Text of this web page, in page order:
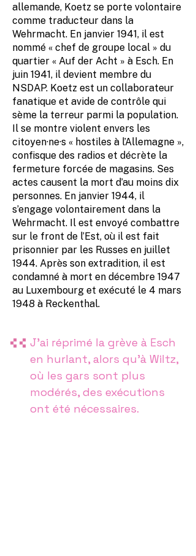
allemande, Koetz se porte volontaire
comme traducteur dans la
Wehrmacht. En janvier 1941, il est
nommé « chef de groupe local » du
quartier « Auf der Acht » à Esch. En
juin 1941, il devient membre du
NSDAP. Koetz est un collaborateur
fanatique et avide de contrôle qui
sème la terreur parmi la population.
Il se montre violent envers les
citoyen·ne·s « hostiles à l’Allemagne »,
confisque des radios et décrète la
fermeture forcée de magasins. Ses
actes causent la mort d’au moins dix
personnes. En janvier 1944, il
s’engage volontairement dans la
Wehrmacht. Il est envoyé combattre
sur le front de l’Est, où il est fait
prisonnier par les Russes en juillet
1944. Après son extradition, il est
condamné à mort en décembre 1947
au Luxembourg et exécuté le 4 mars
1948 à Reckenthal.
J’ai réprimé la grève à Esch
en hurlant, alors qu’à Wiltz,
où les gars sont plus
modérés, des exécutions
ont été nécessaires.